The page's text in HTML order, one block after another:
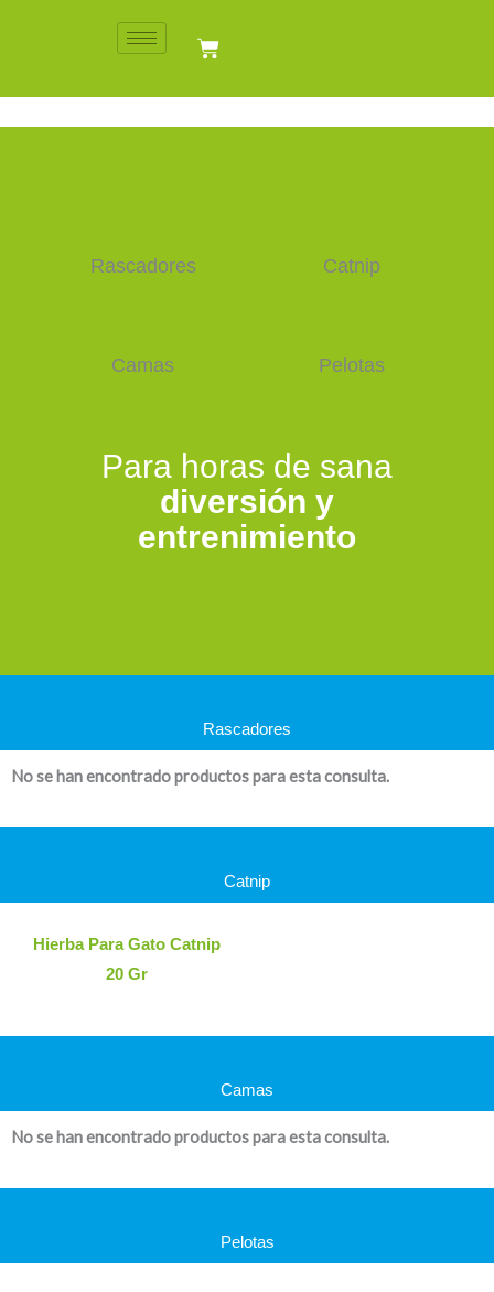
Cart
Rascadores Catnip
Camas Pelotas
Para horas de sana
diversión y
entrenimiento
Rascadores
No se han encontrado productos para esta consulta.
Catnip
Hierba Para Gato Catnip
20 Gr
Camas
No se han encontrado productos para esta consulta.
Pelotas